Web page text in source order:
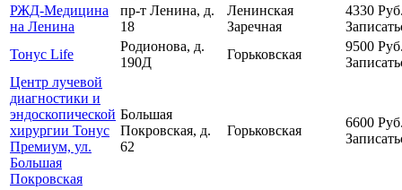
РЖД-Медицина
на Ленина
пр-т Ленина, д.
18
Ленинская
Заречная
4330
Тонус Life
Родионова, д.
190Д
Горьковская
9500
Центр лучевой
диагностики и
эндоскопической
хирургии Тонус
Премиум, ул.
Большая
Покровская
Большая
Покровская, д.
62
Горьковская
6600